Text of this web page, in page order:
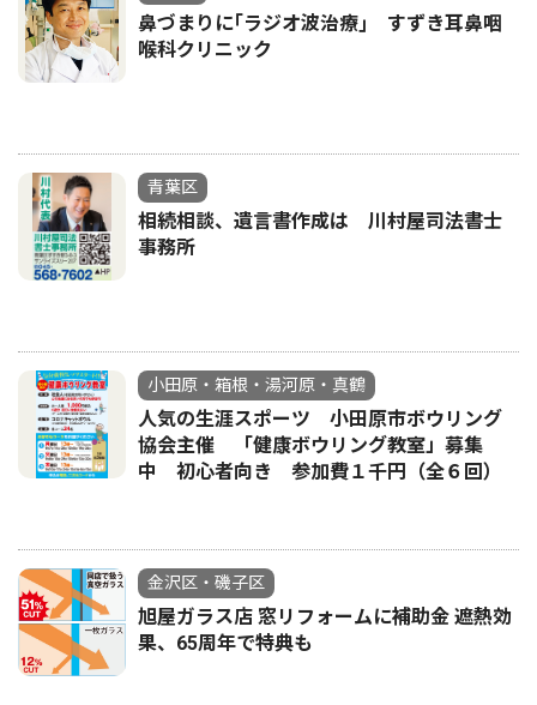
鼻づまりに｢ラジオ波治療｣ すずき耳鼻咽
喉科クリニック
青葉区
相続相談、遺言書作成は 川村屋司法書士
事務所
小田原・箱根・湯河原・真鶴
人気の生涯スポーツ 小田原市ボウリング
協会主催 「健康ボウリング教室」募集
中 初心者向き 参加費１千円（全６回）
金沢区・磯子区
旭屋ガラス店 窓リフォームに補助金 遮熱効
果、65周年で特典も